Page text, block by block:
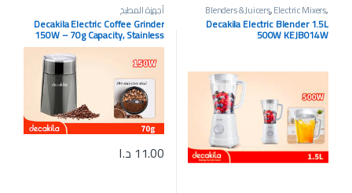
Blenders & Juicers,Electric Mixers,
Hand Blenders
,أجهزة المطبخ
Decakila Electric Blender 1.5L
500W KEJB014W
أجهزة المطبخ
Decakila Electric Coffee Grinder
150W – 70g Capacity, Stainless
Steel Blade (KECF042G)
11.00 د.ا